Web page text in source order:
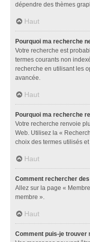
dépendre des thèmes
Haut
Pourquoi ma recherche
Votre recherche est
termes courants non
recherche en utilisant les
avancée.
Haut
Pourquoi ma recherche
Votre recherche renvoie
Web. Utilisez la «
choix des termes utilisés
Haut
Comment rechercher
Allez sur la page «
membre ».
Haut
Comment puis-je trouver